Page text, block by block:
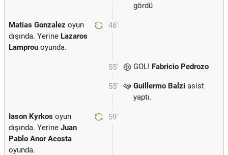
gördü
46'
Matias Gonzalez oyun
dışında. Yerine Lazaros
Lamprou oyunda.
55' GOL! Fabricio Pedrozo
55' Guillermo Balzi asist
yaptı.
59'
Iason Kyrkos oyun
dışında. Yerine Juan
Pablo Anor Acosta
oyunda.